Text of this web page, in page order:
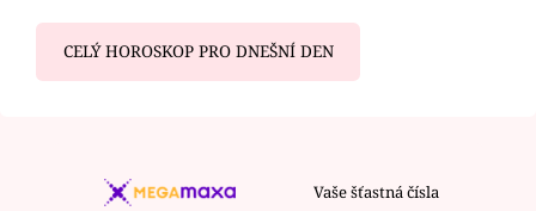
CELÝ HOROSKOP PRO DNEŠNÍ DEN
Vaše šťastná čísla